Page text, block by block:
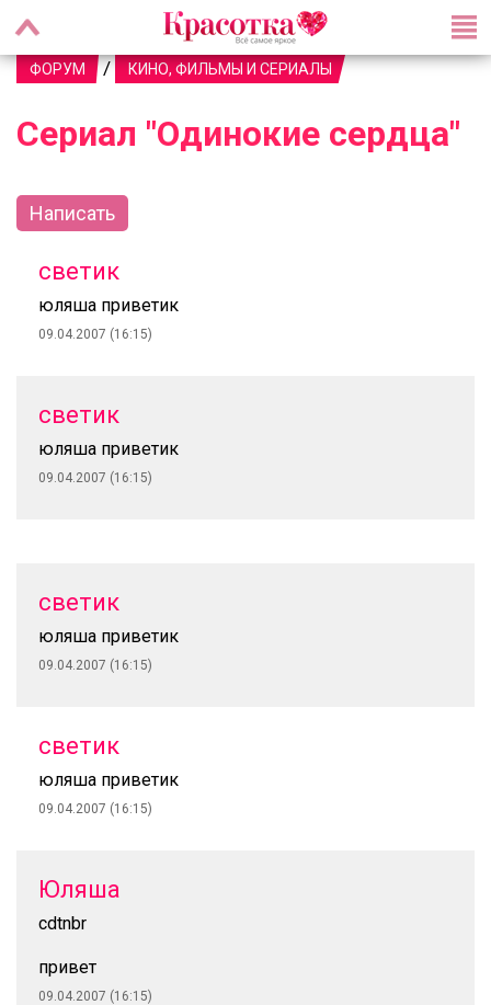
ФОРУМ / КИНО, ФИЛЬМЫ И СЕРИАЛЫ
Сериал "Одинокие сердца"
Написать
светик
юляша приветик
09.04.2007 (16:15)
светик
юляша приветик
09.04.2007 (16:15)
светик
юляша приветик
09.04.2007 (16:15)
светик
юляша приветик
09.04.2007 (16:15)
Юляша
cdtnbr
привет
09.04.2007 (16:15)